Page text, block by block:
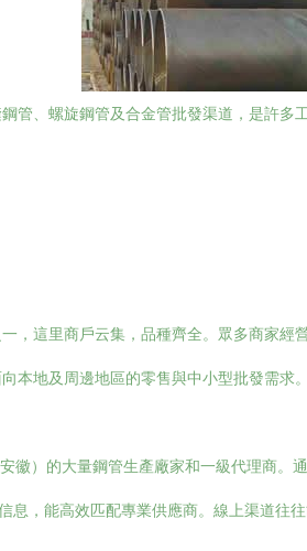
管、螺旋鋼管及合金管批發渠道，是許
，這里商戶云集，品種齊全。眾多商家
本地及周邊地區的零售與中小型批發需求。
徽）的大量鋼管生產廠家和一級代理商
息，能高效匹配專業供應商。線上渠道往